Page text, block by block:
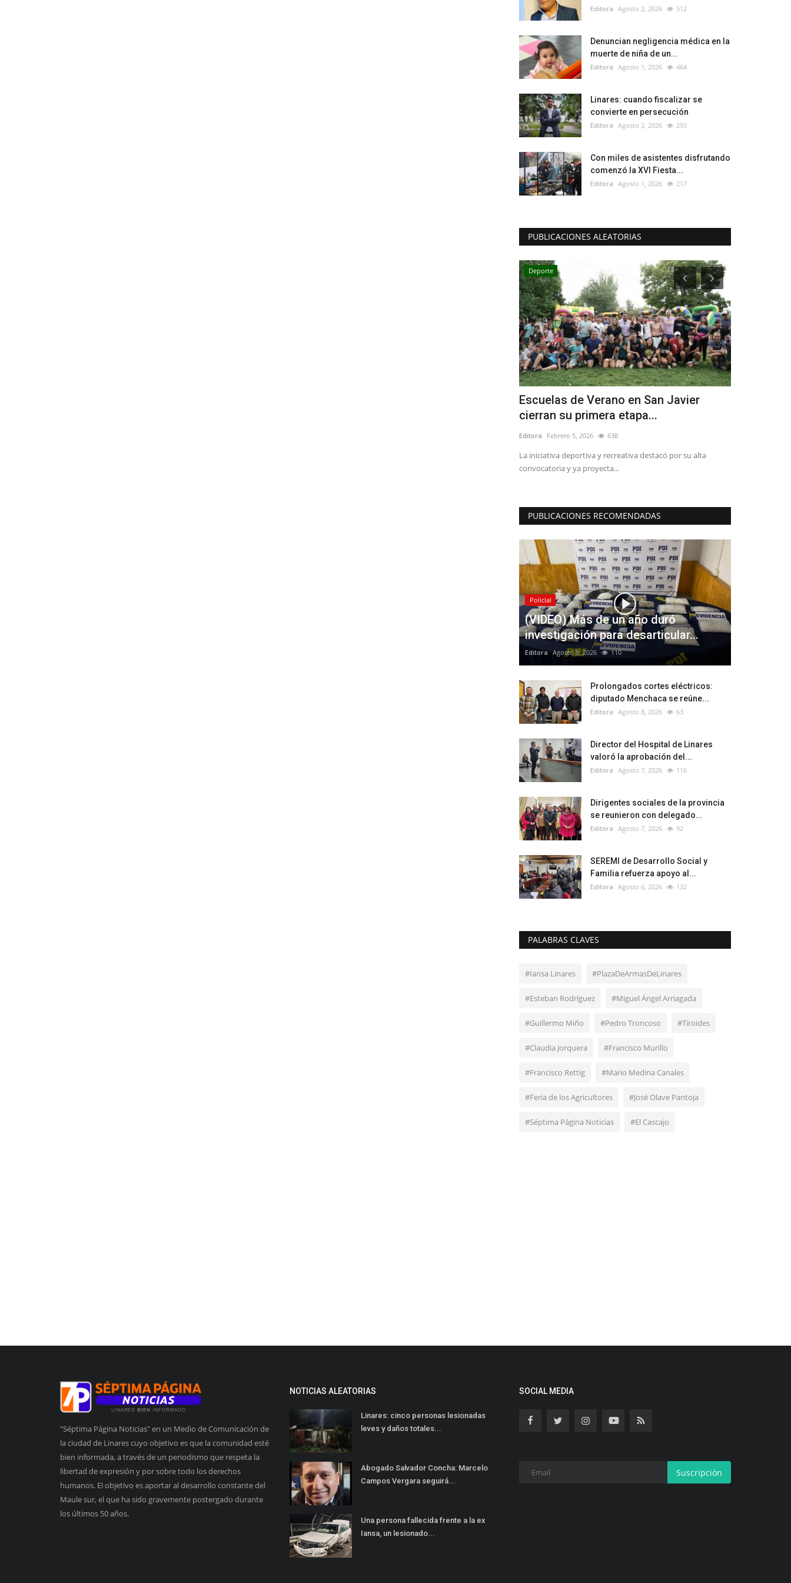
Editora Agosto 2, 2026 512
Denuncian negligencia médica en la
muerte de niña de un...
Editora Agosto 1, 2026 464
Linares: cuando fiscalizar se
convierte en persecución
Editora Agosto 2, 2026 293
Con miles de asistentes disfrutando
comenzó la XVI Fiesta...
Editora Agosto 1, 2026 217
PUBLICACIONES ALEATORIAS
Deporte
Escuelas de Verano en San Javier
cierran su primera etapa...
Editora Febrero 5, 2026 638
La iniciativa deportiva y recreativa destacó por su alta
convocatoria y ya proyecta...
PUBLICACIONES RECOMENDADAS
Policial
(VIDEO) Más de un año duró
investigación para desarticular...
Editora Agosto 8, 2026 110
Prolongados cortes eléctricos:
diputado Menchaca se reúne...
Editora Agosto 8, 2026 63
Director del Hospital de Linares
valoró la aprobación del...
Editora Agosto 7, 2026 116
Dirigentes sociales de la provincia
se reunieron con delegado...
Editora Agosto 7, 2026 92
SEREMI de Desarrollo Social y
Familia refuerza apoyo al...
Editora Agosto 6, 2026 132
PALABRAS CLAVES
#Iansa Linares #PlazaDeArmasDeLinares
#Esteban Rodríguez #Miguel Ángel Arriagada
#Guillermo Miño #Pedro Troncoso #Tiroides
#Claudia Jorquera #Francisco Murillo
#Francisco Rettig #Mario Medina Canales
#Feria de los Agricultores #José Olave Pantoja
#Séptima Página Noticias #El Cascajo
"Séptima Página Noticias" en un Medio de Comunicación de
la ciudad de Linares cuyo objetivo es que la comunidad esté
bien informada, a través de un periodismo que respeta la
libertad de expresión y por sobre todo los derechos
humanos. El objetivo es aportar al desarrollo constante del
Maule sur, el que ha sido gravemente postergado durante
los últimos 50 años.
NOTICIAS ALEATORIAS
Linares: cinco personas lesionadas
leves y daños totales...
Abogado Salvador Concha: Marcelo
Campos Vergara seguirá...
Una persona fallecida frente a la ex
Iansa, un lesionado...
SOCIAL MEDIA
Suscripción